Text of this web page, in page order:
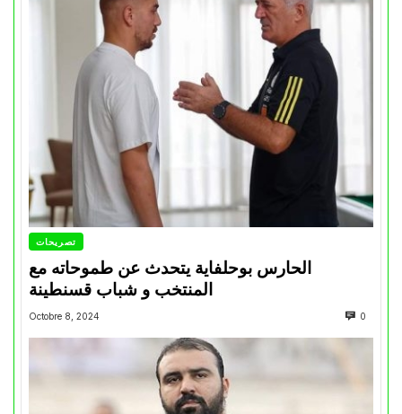
تصريحات
الحارس بوحلفاية يتحدث عن طموحاته مع
المنتخب و شباب قسنطينة
Octobre 8, 2024 0